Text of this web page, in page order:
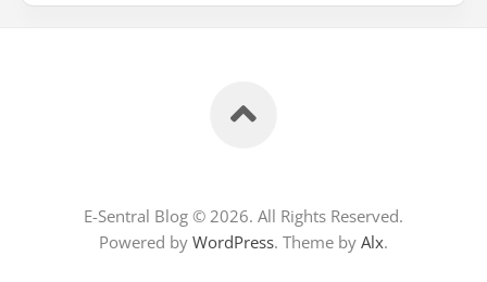
E-Sentral Blog © 2026. All Rights Reserved.
Powered by WordPress. Theme by Alx.